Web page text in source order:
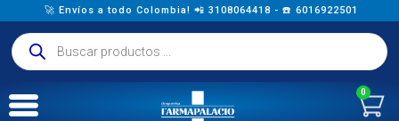
🚀 Envíos a todo Colombia! 📲 3108064418 - ☎️ 6016922501
0